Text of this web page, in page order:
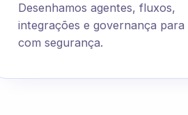
Desenhamos agentes, fluxos,
integrações e governança para
com segurança.